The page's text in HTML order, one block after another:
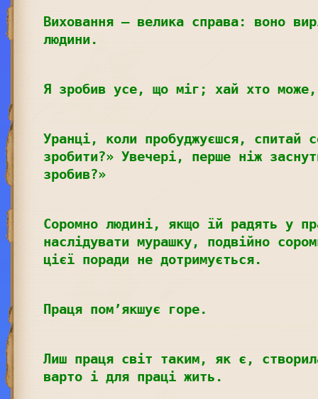
Виховання – велика справа: воно
людини.
Я зробив усе, що міг; хай хто
Уранці, коли пробуджуєшся, спитай
зробити?» Увечері, перше ніж
зробив?»
Соромно людині, якщо їй радять у
наслідувати мурашку, подвійно
цієї поради не дотримується.
Праця пом’якшує горе.
Лиш праця світ таким, як є,
варто і для праці жить.